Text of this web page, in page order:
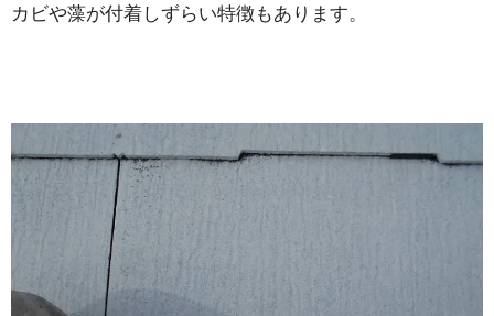
カビや藻が付着しずらい特徴もあります。